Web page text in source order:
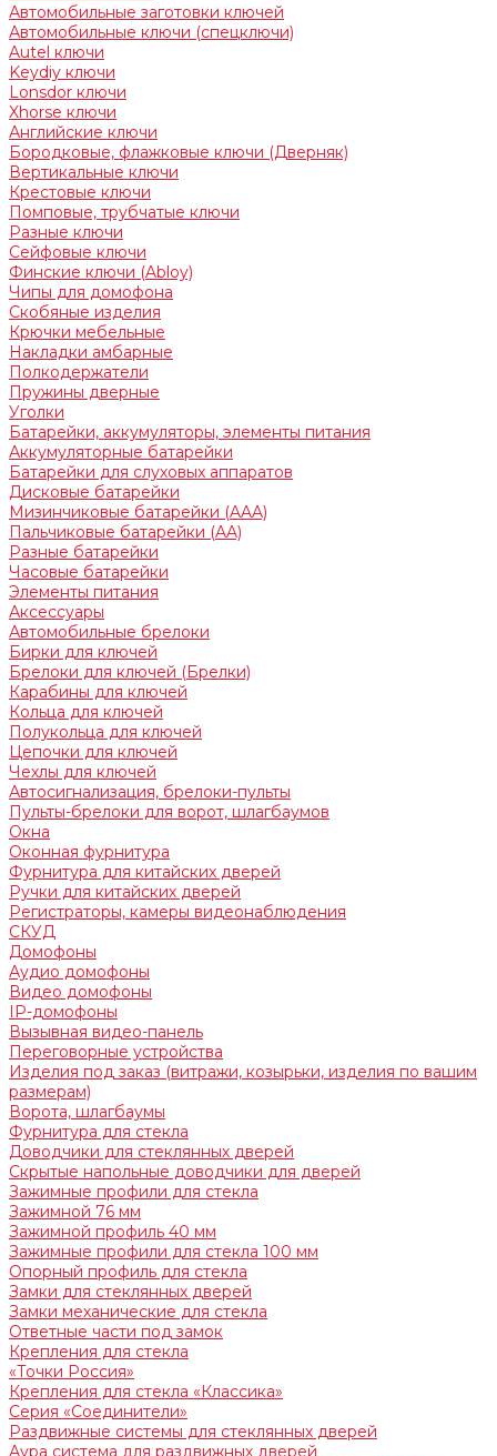
Автомобильные заготовки ключей
Автомобильные ключи (спецключи)
Autel ключи
Keydiy ключи
Lonsdor ключи
Xhorse ключи
Английские ключи
Бородковые, флажковые ключи (Дверняк)
Вертикальные ключи
Крестовые ключи
Помповые, трубчатые ключи
Разные ключи
Сейфовые ключи
Финские ключи (Abloy)
Чипы для домофона
Скобяные изделия
Крючки мебельные
Накладки амбарные
Полкодержатели
Пружины дверные
Уголки
Батарейки, аккумуляторы, элементы питания
Аккумуляторные батарейки
Батарейки для слуховых аппаратов
Дисковые батарейки
Мизинчиковые батарейки (AAA)
Пальчиковые батарейки (AA)
Разные батарейки
Часовые батарейки
Элементы питания
Аксессуары
Автомобильные брелоки
Бирки для ключей
Брелоки для ключей (Брелки)
Карабины для ключей
Кольца для ключей
Полукольца для ключей
Цепочки для ключей
Чехлы для ключей
Автосигнализация, брелоки-пульты
Пульты-брелоки для ворот, шлагбаумов
Окна
Оконная фурнитура
Фурнитура для китайских дверей
Ручки для китайских дверей
Регистраторы, камеры видеонаблюдения
СКУД
Домофоны
Аудио домофоны
Видео домофоны
IP-домофоны
Вызывная видео-панель
Переговорные устройства
Изделия под заказ (витражи, козырьки, изделия по вашим
размерам)
Ворота, шлагбаумы
Фурнитура для стекла
Доводчики для стеклянных дверей
Скрытые напольные доводчики для дверей
Зажимные профили для стекла
Зажимной 76 мм
Зажимной профиль 40 мм
Зажимные профили для стекла 100 мм
Опорный профиль для стекла
Замки для стеклянных дверей
Замки механические для стекла
Ответные части под замок
Крепления для стекла
«Точки Россия»
Крепления для стекла «Классика»
Серия «Соединители»
Раздвижные системы для стеклянных дверей
Аура система для раздвижных дверей